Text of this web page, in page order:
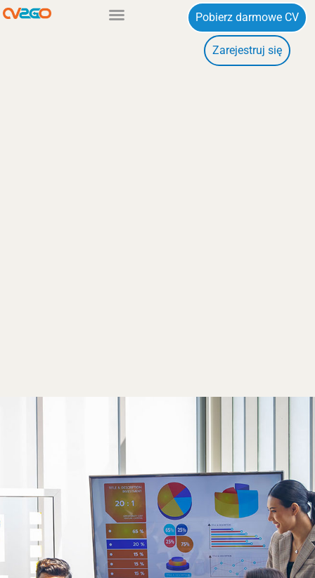
Przejdź
Pobierz darmowe CV
Zarejestruj się